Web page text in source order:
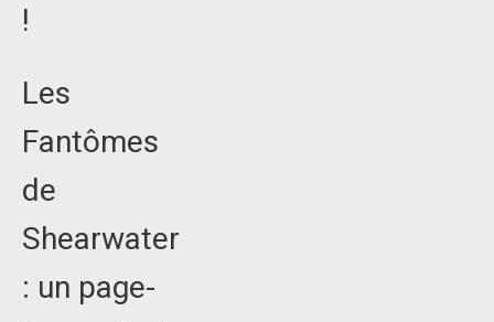
!
Les
Fantômes
de
Shearwater
: un page-